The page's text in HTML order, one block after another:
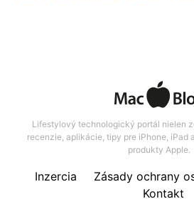
Lifestylový technologický portál nielen
recenzie, aplikácie, tipy pre iPhone, iPad
produkty Apple.
Inzercia
Zásady ochrany
Kontakt